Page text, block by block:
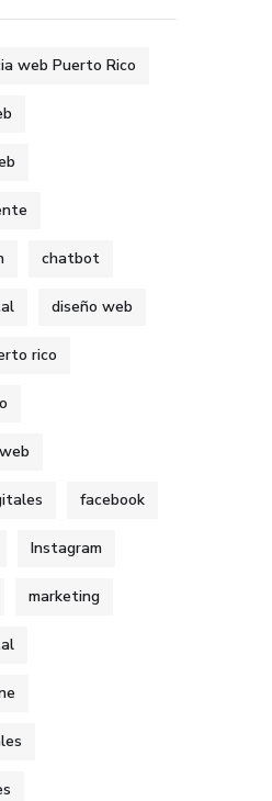
web Puerto Rico
chatbot
diseño web
rico
facebook
Instagram
marketing